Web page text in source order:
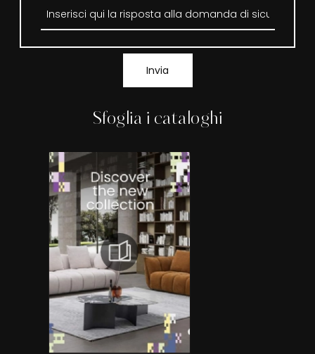
Sfoglia i cataloghi
Invia